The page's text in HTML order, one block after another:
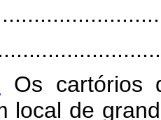
Os cartórios
local de